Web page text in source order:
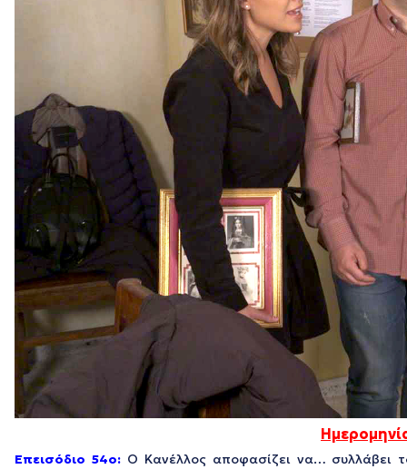
Επεισόδιο 54ο: Ο Κανέλλος αποφασίζει να… συλλάβει